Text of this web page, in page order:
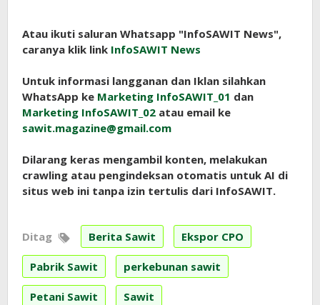
Atau ikuti saluran Whatsapp "InfoSAWIT News",
caranya klik link InfoSAWIT News
Untuk informasi langganan dan Iklan silahkan
WhatsApp ke Marketing InfoSAWIT_01 dan
Marketing InfoSAWIT_02 atau email ke
sawit.magazine@gmail.com
Dilarang keras mengambil konten, melakukan
crawling atau pengindeksan otomatis untuk AI di
situs web ini tanpa izin tertulis dari InfoSAWIT.
Ditag Berita Sawit Ekspor CPO
Pabrik Sawit perkebunan sawit
Petani Sawit Sawit